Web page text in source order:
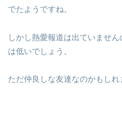
でたようですね。
しかし熱愛報道は出ていませ
は低いでしょう。
ただ仲良しな友達なのかもしれ